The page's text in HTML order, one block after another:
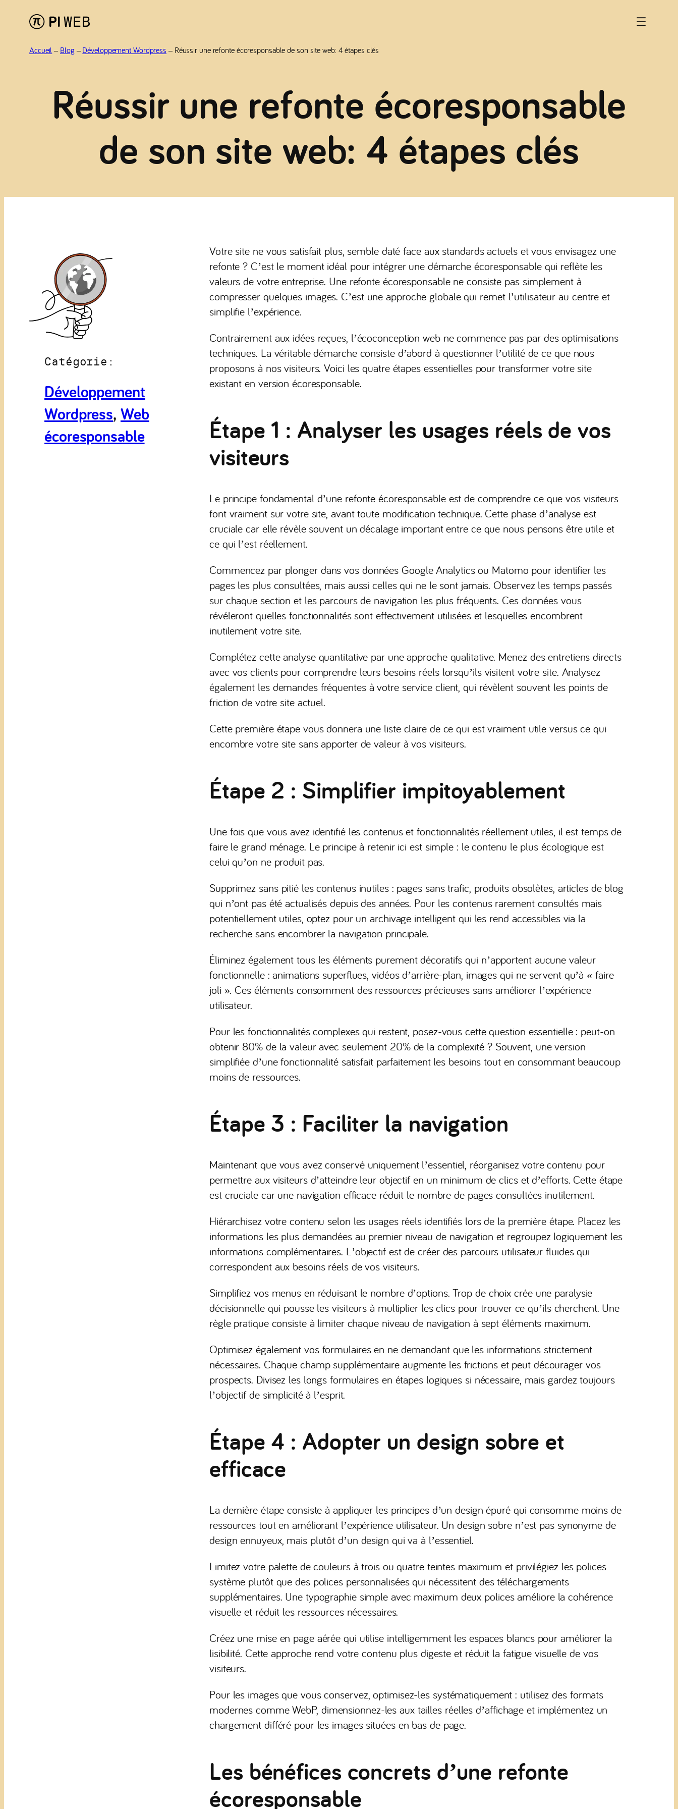
Accueil – Blog– Développement Wordpress – Réussir une refonte écoresponsable de son site web: 4 étapes clés
Réussir une refonte écoresponsable
de son site web: 4 étapes clés
Catégorie:
Développement
Wordpress, Web
écoresponsable
Votre site ne vous satisfait plus, semble daté face aux standards actuels et vous envisagez une
refonte ? C’est le moment idéal pour intégrer une démarche écoresponsable qui reflète les
valeurs de votre entreprise. Une refonte écoresponsable ne consiste pas simplement à
compresser quelques images. C’est une approche globale qui remet l’utilisateur au centre et
simplifie l’expérience.
Contrairement aux idées reçues, l’écoconception web ne commence pas par des optimisations
techniques. La véritable démarche consiste d’abord à questionner l’utilité de ce que nous
proposons à nos visiteurs. Voici les quatre étapes essentielles pour transformer votre site
existant en version écoresponsable.
Étape 1 : Analyser les usages réels de vos
visiteurs
Le principe fondamental d’une refonte écoresponsable est de comprendre ce que vos visiteurs
font vraiment sur votre site, avant toute modification technique. Cette phase d’analyse est
cruciale car elle révèle souvent un décalage important entre ce que nous pensons être utile et
ce qui l’est réellement.
Commencez par plonger dans vos données Google Analytics ou Matomo pour identifier les
pages les plus consultées, mais aussi celles qui ne le sont jamais. Observez les temps passés
sur chaque section et les parcours de navigation les plus fréquents. Ces données vous
révéleront quelles fonctionnalités sont effectivement utilisées et lesquelles encombrent
inutilement votre site.
Complétez cette analyse quantitative par une approche qualitative. Menez des entretiens directs
avec vos clients pour comprendre leurs besoins réels lorsqu’ils visitent votre site. Analysez
également les demandes fréquentes à votre service client, qui révèlent souvent les points de
friction de votre site actuel.
Cette première étape vous donnera une liste claire de ce qui est vraiment utile versus ce qui
encombre votre site sans apporter de valeur à vos visiteurs.
Étape 2 : Simplifier impitoyablement
Une fois que vous avez identifié les contenus et fonctionnalités réellement utiles, il est temps de
faire le grand ménage. Le principe à retenir ici est simple : le contenu le plus écologique est
celui qu’on ne produit pas.
Supprimez sans pitié les contenus inutiles : pages sans trafic, produits obsolètes, articles de blog
qui n’ont pas été actualisés depuis des années. Pour les contenus rarement consultés mais
potentiellement utiles, optez pour un archivage intelligent qui les rend accessibles via la
recherche sans encombrer la navigation principale.
Éliminez également tous les éléments purement décoratifs qui n’apportent aucune valeur
fonctionnelle : animations superflues, vidéos d’arrière-plan, images qui ne servent qu’à « faire
joli ». Ces éléments consomment des ressources précieuses sans améliorer l’expérience
utilisateur.
Pour les fonctionnalités complexes qui restent, posez-vous cette question essentielle : peut-on
obtenir 80% de la valeur avec seulement 20% de la complexité ? Souvent, une version
simplifiée d’une fonctionnalité satisfait parfaitement les besoins tout en consommant beaucoup
moins de ressources.
Étape 3 : Faciliter la navigation
Maintenant que vous avez conservé uniquement l’essentiel, réorganisez votre contenu pour
permettre aux visiteurs d’atteindre leur objectif en un minimum de clics et d’efforts. Cette étape
est cruciale car une navigation efficace réduit le nombre de pages consultées inutilement.
Hiérarchisez votre contenu selon les usages réels identifiés lors de la première étape. Placez les
informations les plus demandées au premier niveau de navigation et regroupez logiquement les
informations complémentaires. L’objectif est de créer des parcours utilisateur fluides qui
correspondent aux besoins réels de vos visiteurs.
Simplifiez vos menus en réduisant le nombre d’options. Trop de choix crée une paralysie
décisionnelle qui pousse les visiteurs à multiplier les clics pour trouver ce qu’ils cherchent. Une
règle pratique consiste à limiter chaque niveau de navigation à sept éléments maximum.
Optimisez également vos formulaires en ne demandant que les informations strictement
nécessaires. Chaque champ supplémentaire augmente les frictions et peut décourager vos
prospects. Divisez les longs formulaires en étapes logiques si nécessaire, mais gardez toujours
l’objectif de simplicité à l’esprit.
Étape 4 : Adopter un design sobre et
efficace
La dernière étape consiste à appliquer les principes d’un design épuré qui consomme moins de
ressources tout en améliorant l’expérience utilisateur. Un design sobre n’est pas synonyme de
design ennuyeux, mais plutôt d’un design qui va à l’essentiel.
Limitez votre palette de couleurs à trois ou quatre teintes maximum et privilégiez les polices
système plutôt que des polices personnalisées qui nécessitent des téléchargements
supplémentaires. Une typographie simple avec maximum deux polices améliore la cohérence
visuelle et réduit les ressources nécessaires.
Créez une mise en page aérée qui utilise intelligemment les espaces blancs pour améliorer la
lisibilité. Cette approche rend votre contenu plus digeste et réduit la fatigue visuelle de vos
visiteurs.
Pour les images que vous conservez, optimisez-les systématiquement : utilisez des formats
modernes comme WebP, dimensionnez-les aux tailles réelles d’affichage et implémentez un
chargement différé pour les images situées en bas de page.
Les bénéfices concrets d’une refonte
écoresponsable